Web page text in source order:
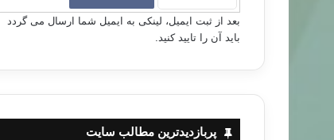
بعد از ثبت ایمیل، لینکی به ایمیل شما ارسال می گردد
باید آن را تایید کنید.
پربازدیدترین مطالب سایت